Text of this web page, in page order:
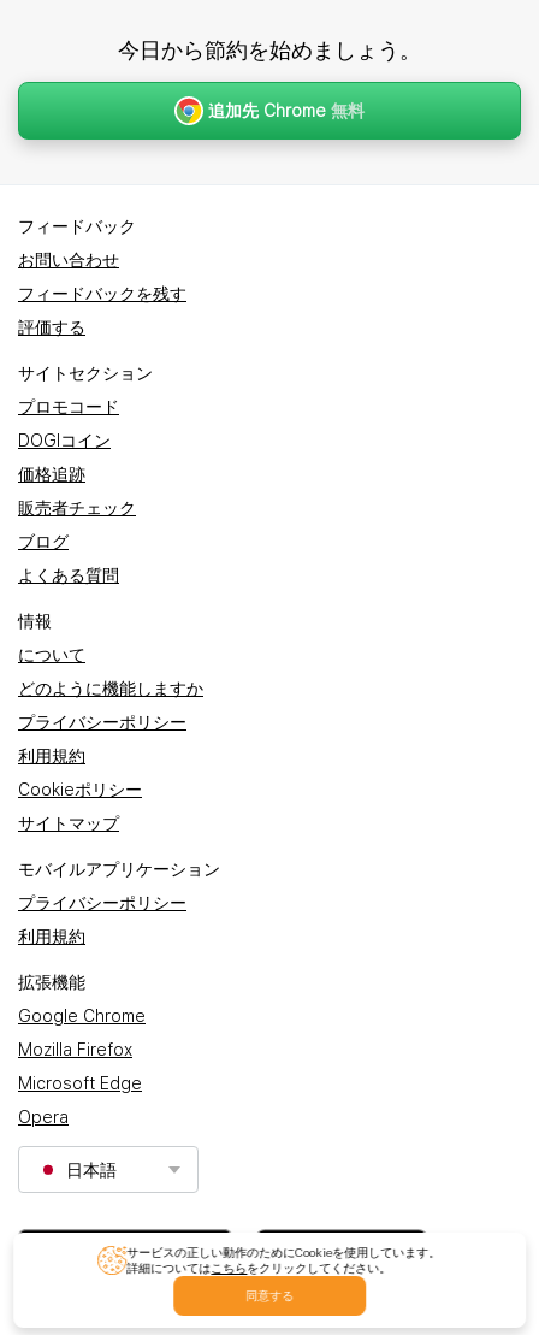
今日から節約を始めましょう。
追加先 Chrome 無料
サービスの正しい動作のためにCookieを使用しています。
詳細についてはこちらをクリックしてください。
同意する
フィードバック
お問い合わせ
フィードバックを残す
評価する
サイトセクション
プロモコード
DOGIコイン
価格追跡
販売者チェック
ブログ
よくある質問
情報
について
どのように機能しますか
プライバシーポリシー
利用規約
Cookieポリシー
サイトマップ
モバイルアプリケーション
プライバシーポリシー
利用規約
拡張機能
Google Chrome
Mozilla Firefox
Microsoft Edge
Opera
日本語